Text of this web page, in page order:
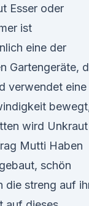
Esser oder
ist
eine der
Gartengeräte,
verwendet eine
wird Unkraut
Mutti Haben
schön
die streng auf